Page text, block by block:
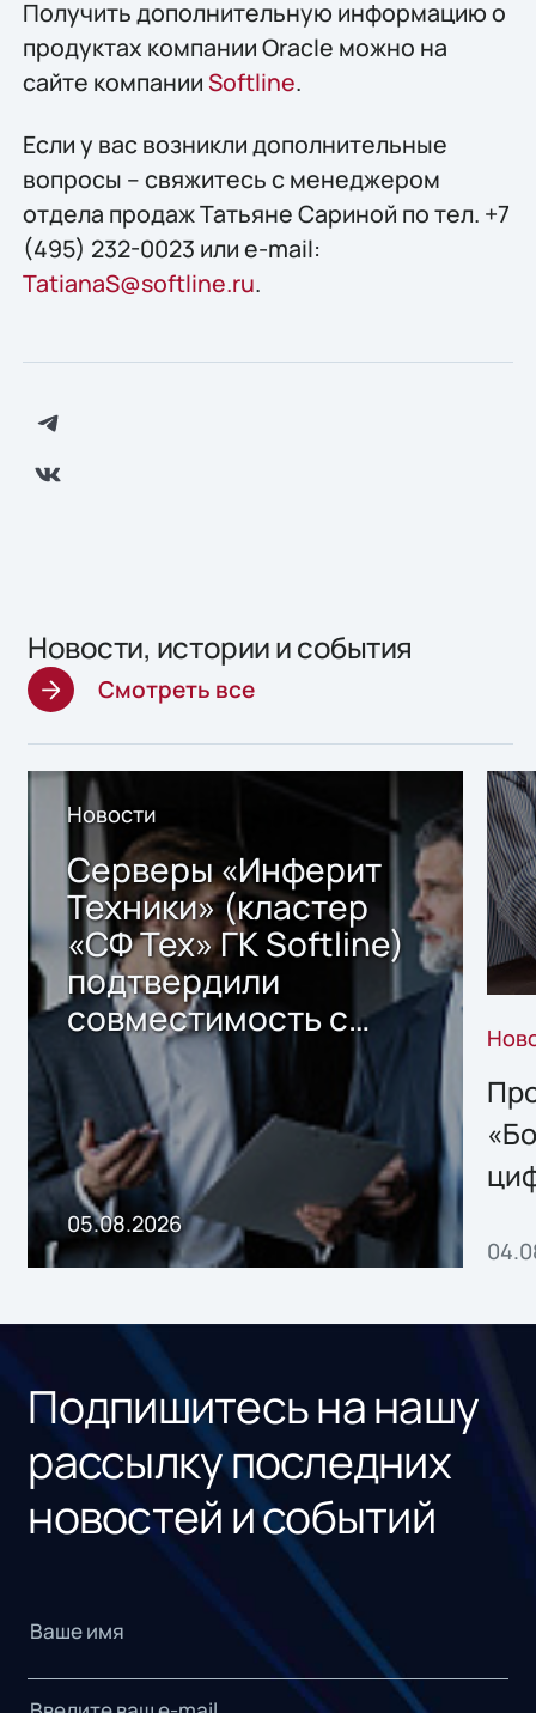
Получить дополнительную информацию о
продуктах компании Oracle можно на
сайте компанииSoftline.
Если у вас возникли дополнительные
вопросы – свяжитесь с менеджером
отдела продаж Татьяне Сариной по тел. +7
(495) 232-0023 или e-mail:
TatianaS@softline.ru.
Новости, истории и события
Смотреть все
Новости
Серверы «Инферит
Техники» (кластер
«СФ Тех» ГК Softline)
подтвердили
совместимость с
решением Sharx
Storage 2.x для
хранения данных
05.08.2026
Подпишитесь на нашу
рассылку последних
новостей и событий